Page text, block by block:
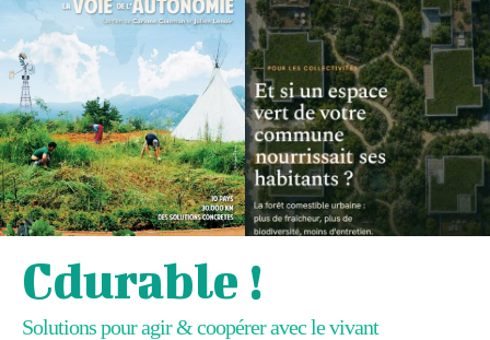
Cdurable !
Solutions pour agir & coopérer avec le vivant